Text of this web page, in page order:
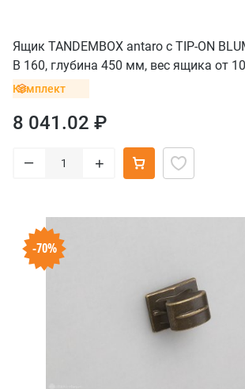
Ящик TANDEMBOX antaro с TIP-ON
B 160, глубина 450 мм, вес ящика от
крепление INSERTA, черный
Комплект
8 041.02 ₽
– +
-70%